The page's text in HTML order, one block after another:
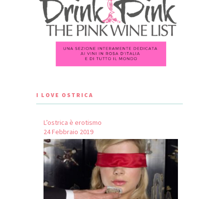
I LOVE OSTRICA
L’ostrica è erotismo
24 Febbraio 2019